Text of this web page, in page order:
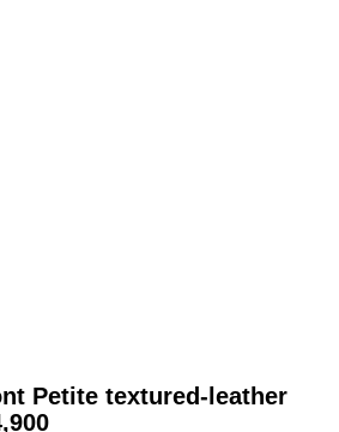
Petite textured-leather